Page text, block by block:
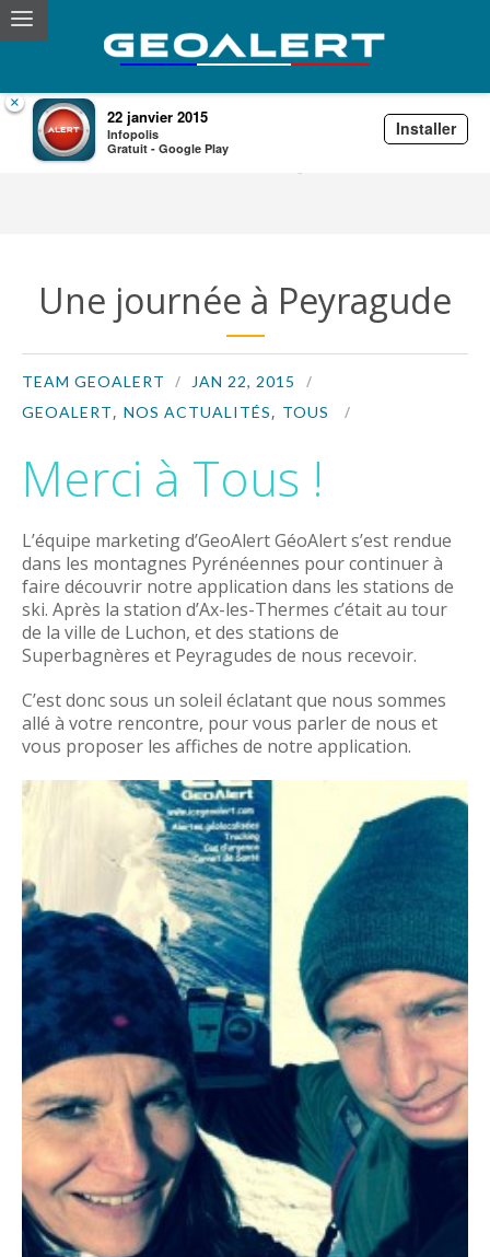
×
22 janvier 2015
Infopolis
Gratuit - Google Play
Installer
Archives for 22 Jan,2015
Une journée à Peyragude
TEAM GEOALERT
JAN 22, 2015
GEOALERT, NOS ACTUALITÉS, TOUS
Merci à Tous !
L’équipe marketing d’GeoAlert GéoAlert s’est rendue
dans les montagnes Pyrénéennes pour continuer à
faire découvrir notre application dans les stations de
ski. Après la station d’Ax-les-Thermes c’était au tour
de la ville de Luchon, et des stations de
Superbagnères et Peyragudes de nous recevoir.
C’est donc sous un soleil éclatant que nous sommes
allé à votre rencontre, pour vous parler de nous et
vous proposer les affiches de notre application.